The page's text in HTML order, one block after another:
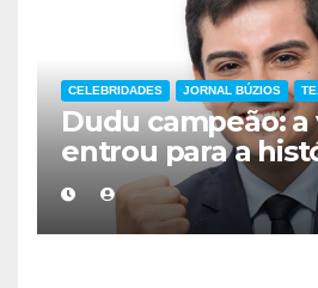
CELEBRIDADES JORNAL BÚZIOS
Dudu campeão:
entrou para a
Fazenda